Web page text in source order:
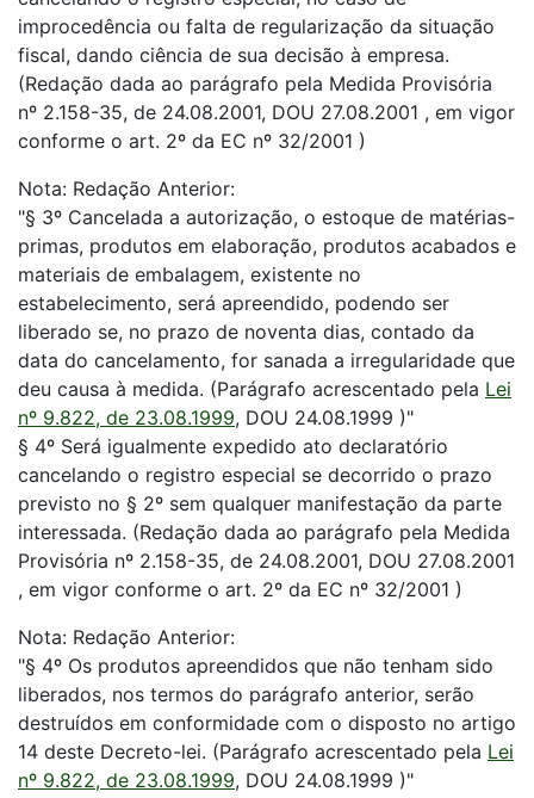
improcedência ou falta de regularização da situação
fiscal, dando ciência de sua decisão à empresa.
(Redação dada ao parágrafo pela Medida Provisória
nº 2.158-35, de 24.08.2001, DOU 27.08.2001 , em vigor
conforme o art. 2º da EC nº 32/2001 )
Nota: Redação Anterior:
"§ 3º Cancelada a autorização, o estoque de matérias-
primas, produtos em elaboração, produtos acabados e
materiais de embalagem, existente no
estabelecimento, será apreendido, podendo ser
liberado se, no prazo de noventa dias, contado da
data do cancelamento, for sanada a irregularidade que
deu causa à medida. (Parágrafo acrescentado pela Lei
nº 9.822, de 23.08.1999, DOU 24.08.1999 )"
§ 4º Será igualmente expedido ato declaratório
cancelando o registro especial se decorrido o prazo
previsto no § 2º sem qualquer manifestação da parte
interessada. (Redação dada ao parágrafo pela Medida
Provisória nº 2.158-35, de 24.08.2001, DOU 27.08.2001
, em vigor conforme o art. 2º da EC nº 32/2001 )
Nota: Redação Anterior:
"§ 4º Os produtos apreendidos que não tenham sido
liberados, nos termos do parágrafo anterior, serão
destruídos em conformidade com o disposto no artigo
14 deste Decreto-lei. (Parágrafo acrescentado pela Lei
nº 9.822, de 23.08.1999, DOU 24.08.1999 )"